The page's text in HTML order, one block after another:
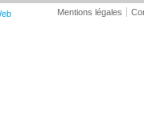
Mentions légales